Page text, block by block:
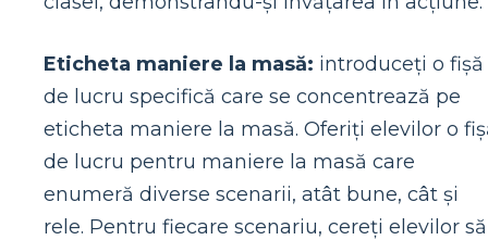
Eticheta maniere la masă: introduceți o fișă
de lucru specifică care se concentrează pe
eticheta maniere la masă. Oferiți elevilor o
de lucru pentru maniere la masă care
enumeră diverse scenarii, atât bune, cât și
rele. Pentru fiecare scenariu, cereți elevilor să